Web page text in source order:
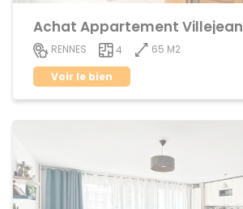
Achat Appartement Villejean
RENNES 4
65 M2
Voir le bien